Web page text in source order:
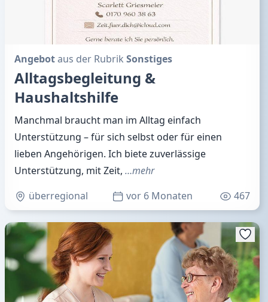
Angebotaus der Rubrik Sonstiges
Alltagsbegleitung &
Haushaltshilfe
Manchmal braucht man im Alltag einfach
Unterstützung – für sich selbst oder für einen
lieben Angehörigen. Ich biete zuverlässige
Unterstützung, mit Zeit, …mehr
überregional
vor 6 Monaten 467